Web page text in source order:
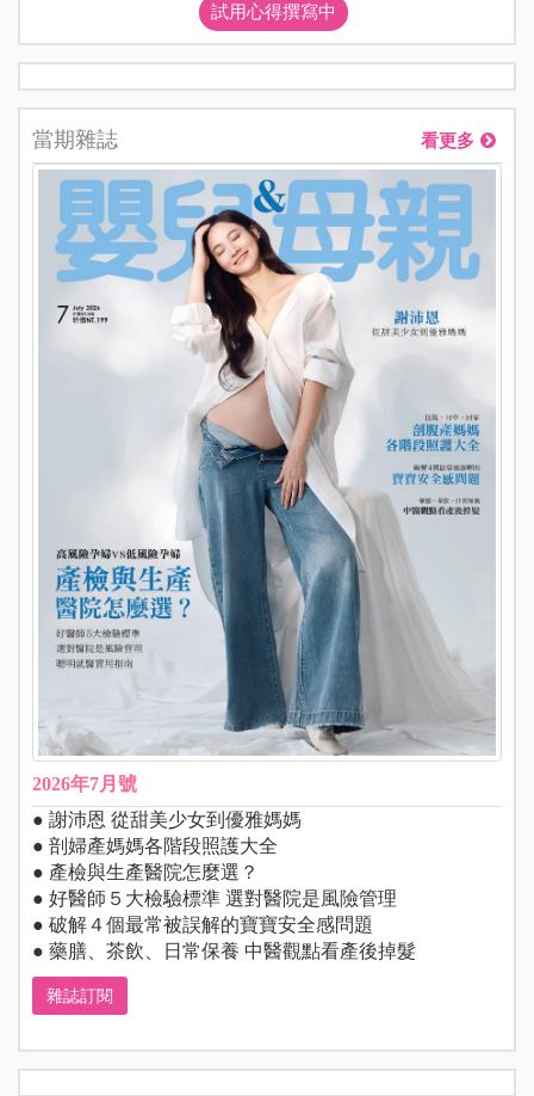
試用心得撰寫中
當期雜誌 看更多
2026年7月號
● 謝沛恩 從甜美少女到優雅媽媽
● 剖婦產媽媽各階段照護大全
● 產檢與生產醫院怎麼選？
● 好醫師５大檢驗標準 選對醫院是風險管理
● 破解４個最常被誤解的寶寶安全感問題
● 藥膳、茶飲、日常保養 中醫觀點看產後掉髮
雜誌訂閱